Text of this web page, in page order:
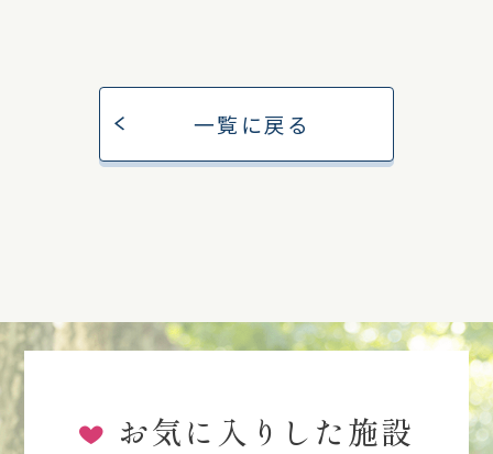
一覧に戻る
お気に入りした施設